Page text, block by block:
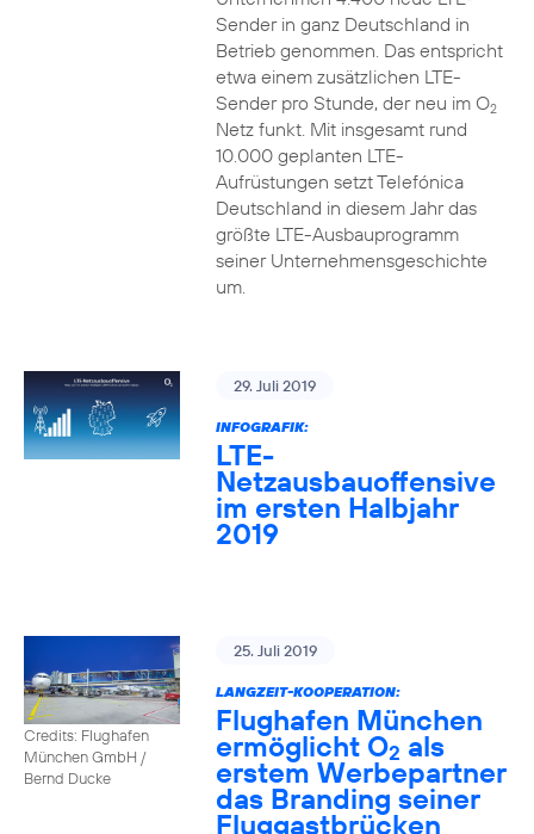
Sender in ganz Deutschland in
Betrieb genommen. Das entspricht
etwa einem zusätzlichen LTE-
Sender pro Stunde, der neu im O2
Netz funkt. Mit insgesamt rund
10.000 geplanten LTE-
Aufrüstungen setzt Telefónica
Deutschland in diesem Jahr das
größte LTE-Ausbauprogramm
seiner Unternehmensgeschichte
um.
29. Juli 2019
INFOGRAFIK:
LTE-
Netzausbauoffensive
im ersten Halbjahr
2019
Credits: Flughafen
München GmbH /
Bernd Ducke
25. Juli 2019
LANGZEIT-KOOPERATION:
Flughafen München
ermöglicht O2 als
erstem Werbepartner
das Branding seiner
Fluggastbrücken